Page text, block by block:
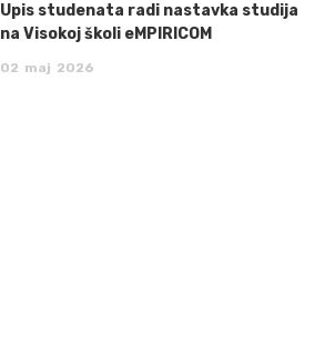
Upis studenata radi nastavka studija
na Visokoj školi eMPIRICOM
02 maj 2026